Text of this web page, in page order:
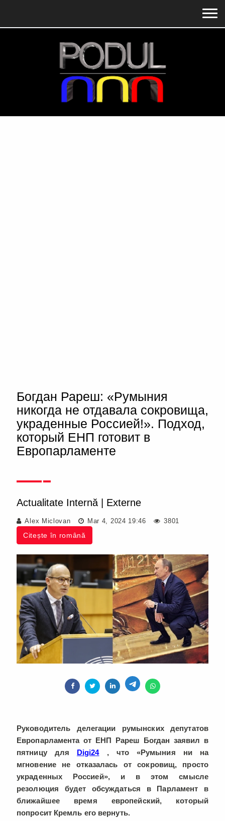
Богдан Рареш: «Румыния
никогда не отдавала сокровища,
украденные Россией!». Подход,
который ЕНП готовит в
Европарламенте
Actualitate Internă Externe
Alex Miclovan Mar 4, 2024 19:46 3801
Citește în română
Руководитель делегации румынских депутатов
Европарламента от ЕНП Рареш Богдан заявил в
пятницу для
Digi24
, что «Румыния ни на
мгновение не отказалась от сокровищ, просто
украденных Россией», и в этом смысле
резолюция будет обсуждаться в Парламент в
ближайшее время европейский, который
попросит Кремль его вернуть.